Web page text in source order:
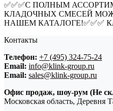
✅✅✅С ПОЛНЫМ
КЛАДОЧНЫХ СМЕСЕЙ
НАШЕМ КАТАЛОГЕ!✅✅✅
Контакты
Телефон: +7 (495) 324-75-24
Email: info@klink-group.ru
Email: sales@klink-group.ru
Офис продаж, шоу-рум (Не
Московская область, Деревня